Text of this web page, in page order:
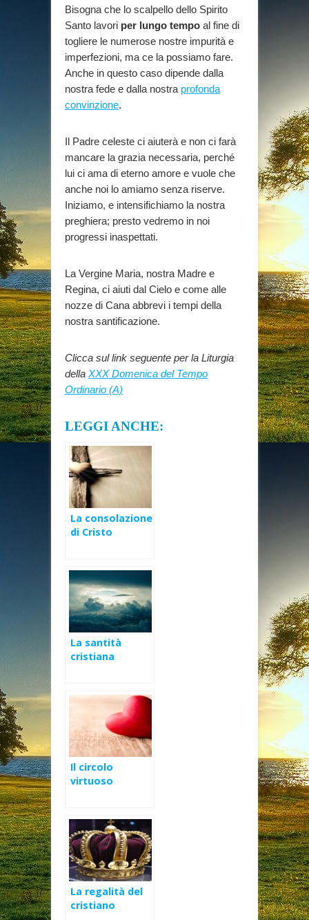
Bisogna che lo scalpello dello Spirito
Santo lavori per lungo tempo al fine di
togliere le numerose nostre impurità e
imperfezioni, ma ce la possiamo fare.
Anche in questo caso dipende dalla
nostra fede e dalla nostra profonda
convinzione.
Il Padre celeste ci aiuterà e non ci farà
mancare la grazia necessaria, perché
lui ci ama di eterno amore e vuole che
anche noi lo amiamo senza riserve.
Iniziamo, e intensifichiamo la nostra
preghiera; presto vedremo in noi
progressi inaspettati.
La Vergine Maria, nostra Madre e
Regina, ci aiuti dal Cielo e come alle
nozze di Cana abbrevi i tempi della
nostra santificazione.
Clicca sul link seguente per la Liturgia
della XXX Domenica del Tempo
Ordinario (A)
LEGGI ANCHE:
La consolazione
di Cristo
La santità
cristiana
Il circolo
virtuoso
Domenica di
Pasqua (C)
La regalità del
cristiano